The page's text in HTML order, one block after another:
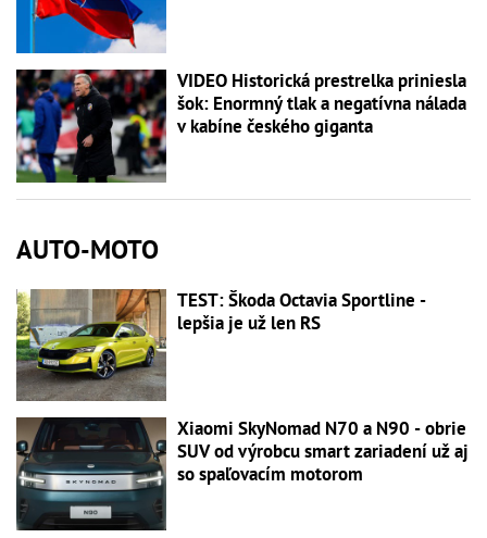
VIDEO Historická prestrelka priniesla
šok: Enormný tlak a negatívna nálada
v kabíne českého giganta
AUTO-MOTO
TEST: Škoda Octavia Sportline -
lepšia je už len RS
Xiaomi SkyNomad N70 a N90 - obrie
SUV od výrobcu smart zariadení už aj
so spaľovacím motorom